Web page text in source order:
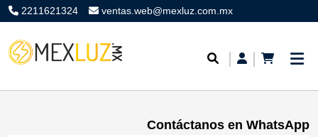
2211621324 ventas.web@mexluz.com.mx
Contáctanos en WhatsApp